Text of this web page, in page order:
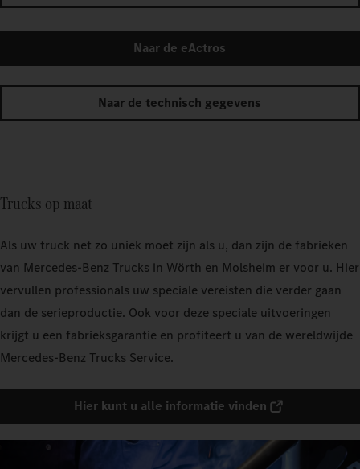
Naar de eActros
Naar de technisch gegevens
Trucks op maat
Als uw truck net zo uniek moet zijn als u, dan zijn de fabrieken
van Mercedes‑Benz Trucks in Wörth en Molsheim er voor u. Hier
vervullen professionals uw speciale vereisten die verder gaan
dan de serieproductie. Ook voor deze speciale uitvoeringen
krijgt u een fabrieksgarantie en profiteert u van de wereldwijde
Mercedes‑Benz Trucks Service.
Hier kunt u alle informatie vinden